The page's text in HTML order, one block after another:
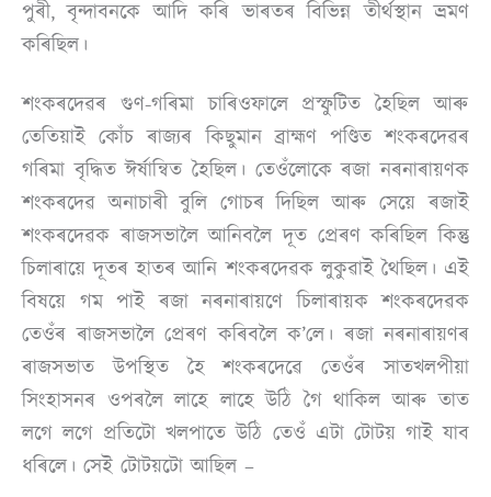
পুৰী, বৃন্দাবনকে আদি কৰি ভাৰতৰ বিভিন্ন তীৰ্থস্থান ভ্ৰমণ
কৰিছিল।
শংকৰদেৱৰ গুণ-গৰিমা চাৰিওফালে প্ৰস্ফুটিত হৈছিল আৰু
তেতিয়াই কোঁচ ৰাজ্যৰ কিছুমান ব্ৰাহ্মণ পণ্ডিত শংকৰদেৱৰ
গৰিমা বৃদ্ধিত ঈৰ্ষান্বিত হৈছিল। তেওঁলোকে ৰজা নৰনাৰায়ণক
শংকৰদেৱ অনাচাৰী বুলি গোচৰ দিছিল আৰু সেয়ে ৰজাই
শংকৰদেৱক ৰাজসভালৈ আনিবলৈ দূত প্ৰেৰণ কৰিছিল কিন্তু
চিলাৰায়ে দূতৰ হাতৰ আনি শংকৰদেৱক লুকুৱাই থৈছিল। এই
বিষয়ে গম পাই ৰজা নৰনাৰায়ণে চিলাৰায়ক শংকৰদেৱক
তেওঁৰ ৰাজসভালৈ প্ৰেৰণ কৰিবলৈ ক’লে। ৰজা নৰনাৰায়ণৰ
ৰাজসভাত উপস্থিত হৈ শংকৰদেৱে তেওঁৰ সাতখলপীয়া
সিংহাসনৰ ওপৰলৈ লাহে লাহে উঠি গৈ থাকিল আৰু তাত
লগে লগে প্ৰতিটো খলপাতে উঠি তেওঁ এটা টোটয় গাই যাব
ধৰিলে। সেই টোটয়টো আছিল –